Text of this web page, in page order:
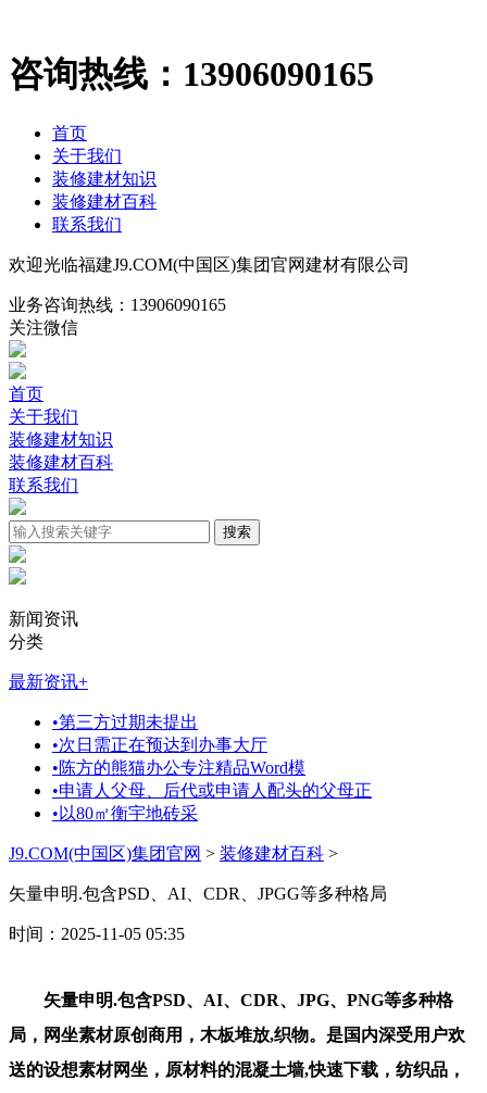
咨询热线： 13906090165
首页
关于我们
装修建材知识
装修建材百科
联系我们
欢迎光临福建J9.COM(中国区)集团官网建材有限公司
业务咨询热线： 13906090165
关注微信
首页
关于我们
装修建材知识
装修建材百科
联系我们
新闻资讯
分类
最新资讯+
•第三方过期未提出
•次日需正在预达到办事大厅
•陈方的熊猫办公专注精品Word模
•申请人父母、后代或申请人配头的父母正
• 以80㎡衡宇地砖采
J9.COM(中国区)集团官网 > 装修建材百科 >
矢量申明.包含PSD、AI、CDR、JPGG等多种格局
时间：2025-11-05 05:35
矢量申明.包含PSD、AI、CDR、JPG、PNG等多种格
局，网坐素材原创商用，木板堆放,织物。是国内深受用户欢
送的设想素材网坐，原材料的混凝土墙,快速下载，纺织品，